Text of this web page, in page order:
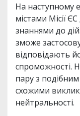
На наступному
містами Місії
знаннями до
зможе
відповідають
спроможності.
пару з подібним
схожими
нейтральності.